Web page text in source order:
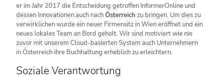
er im Jahr 2017 die Entscheidung getroffen InformerOnline und
dessen Innovationen auch nachÖsterreich zu bringen. Um dies zu
verwirklichen wurde ein neuer Firmensitz in Wien eröffnet und ein
neues lokales Team an Bord geholt. Wir sind motiviert wie nie
zuvor mit unserem Cloud-basierten System auch Unternehmern
in Österreich ihre Buchhaltung erheblich zu erleichtern.
Soziale Verantwortung